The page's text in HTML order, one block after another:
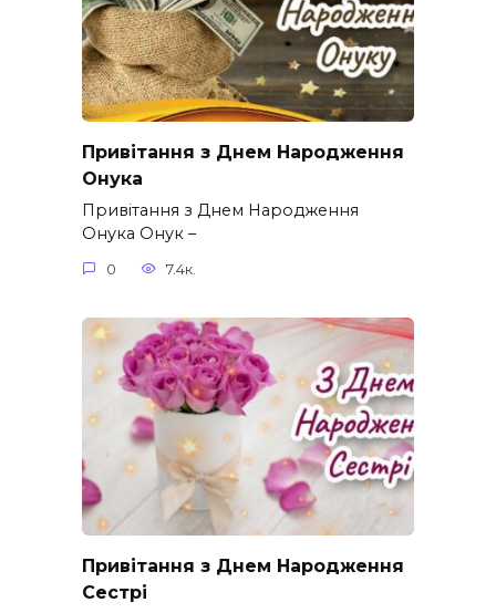
Привітання з Днем Народження
Онука
Привітання з Днем Народження
Онука Онук –
0 7.4к.
Привітання з Днем Народження
Сестрі